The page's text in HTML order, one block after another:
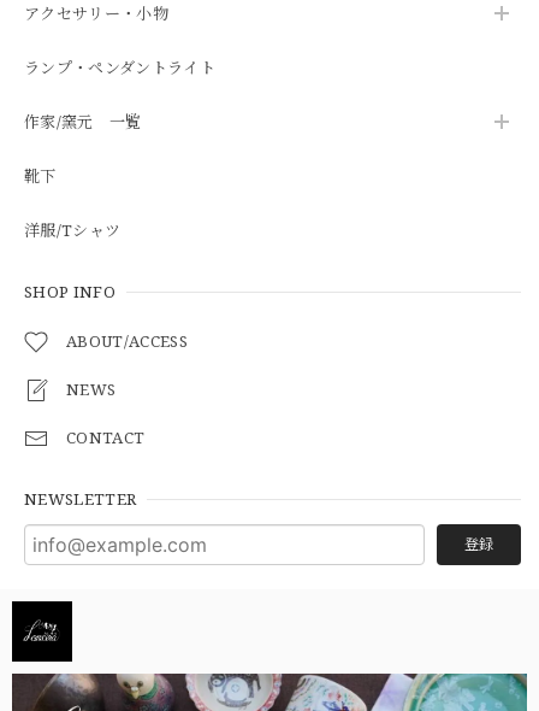
アクセサリー・小物
ランプ・ペンダントライト
作家/窯元 一覧
靴下
洋服/Tシャツ
SHOP INFO
ABOUT/ACCESS
NEWS
CONTACT
NEWSLETTER
登録